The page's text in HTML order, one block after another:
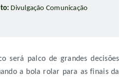
Divulgação Comunicação
será palco de grandes decisões
a bola rolar para as finais da